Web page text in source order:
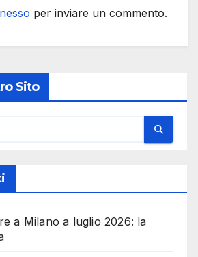
per inviare un commento.
Sito
a Milano a luglio 2026: la